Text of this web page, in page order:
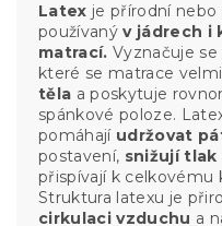
Latex je přírodní
používanýv jádrech i
matrací. Vyznačuje
které se matrace
těla a poskytuje
spánkové poloze.
pomáhají udržovat
postavení, snižují tlak
přispívají k
Struktura latexu je
cirkulaci vzduchu a